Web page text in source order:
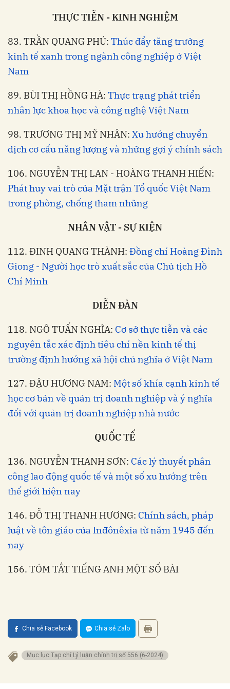
THỰC TIỄN - KINH NGHIỆM
83. TRẦN QUANG PHÚ: Thúc đẩy tăng trưởng
kinh tế xanh trong ngành công nghiệp ở Việt
Nam
89. BÙI THỊ HỒNG HÀ: Thực trạng phát triển
nhân lực khoa học và công nghệ Việt Nam
98. TRƯƠNG THỊ MỸ NHÂN: Xu hướng chuyển
dịch cơ cấu năng lượng và những gợi ý chính sách
106. NGUYỄN THỊ LAN - HOÀNG THANH HIẾN:
Phát huy vai trò của Mặt trận Tổ quốc Việt Nam
trong phòng, chống tham nhũng
NHÂN VẬT - SỰ KIỆN
112. ĐINH QUANG THÀNH: Đồng chí Hoàng Đình
Giong - Người học trò xuất sắc của Chủ tịch Hồ
Chí Minh
DIỄN ĐÀN
118. NGÔ TUẤN NGHĨA: Cơ sở thực tiễn và các
nguyên tắc xác định tiêu chí nền kinh tế thị
trường định hướng xã hội chủ nghĩa ở Việt Nam
127. ĐẬU HƯƠNG NAM: Một số khía cạnh kinh tế
học cơ bản về quản trị doanh nghiệp và ý nghĩa
đối với quản trị doanh nghiệp nhà nước
QUỐC TẾ
136. NGUYỄN THANH SƠN: Các lý thuyết phân
công lao động quốc tế và một số xu hướng trên
thế giới hiện nay
146. ĐỖ THỊ THANH HƯƠNG: Chính sách, pháp
luật về tôn giáo của Inđônêxia từ năm 1945 đến
nay
156. TÓM TẮT TIẾNG ANH MỘT SỐ BÀI
Chia sẻ Facebook Chia sẻ Zalo
Mục lục Tạp chí Lý luận chính trị số 556 (6-2024)